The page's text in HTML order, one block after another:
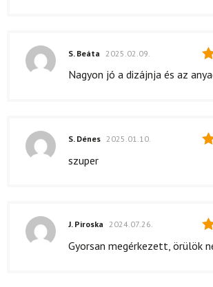
5
S. Beáta 2025.02.09.
Nagyon jó a dizájnja és az
S. Dénes 2025.01.10.
szuper
J. Piroska 2024.07.26.
Gyorsan megérkezett, örülök